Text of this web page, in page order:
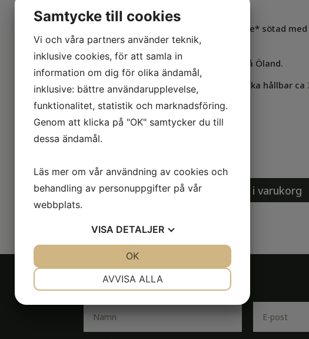
Råpressad havtornsjuice* sötad
ingredienser.
Från Havtornsgården på Öland.
Omskakas. Öppnad flaska hållbar ca
Innehåller 250 ml.
Havtornsshot
mängd
Lägg till i varukorg
Samtycke till cookies
Vi och våra partners använder teknik,
inklusive cookies, för att samla in
information om dig för olika ändamål,
inklusive: bättre användarupplevelse,
funktionalitet, statistik och marknadsföring.
Genom att klicka på "OK" samtycker du till
dessa ändamål.
Läs mer om vår användning av cookies och
behandling av personuppgifter på vår
webbplats.
VISA DETALJER
MARKNADSFÖRING
AVVISA ALLA
OK